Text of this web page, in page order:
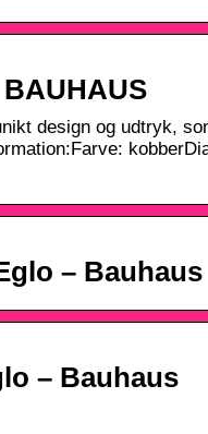
design og udtryk,
– Bauhaus
– Bauhaus